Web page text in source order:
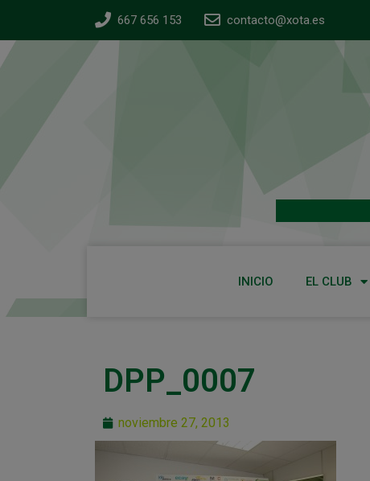
667 656 153 contacto@xota.es
INICIO EL CLUB
DPP_0007
noviembre 27, 2013